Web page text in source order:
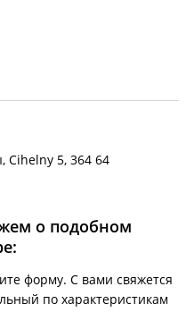
Cihelny 5, 364 64
о подобном
форму. С вами свяжется
по характеристикам